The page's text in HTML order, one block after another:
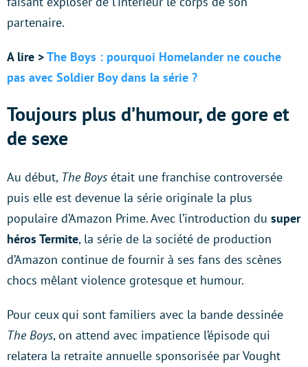
partenaire.
A lire >The Boys : pourquoi Homelander ne couche
pas avec Soldier Boy dans la série ?
Toujours plus d’humour, de gore et
de sexe
Au début, The Boys était une franchise controversée
puis elle est devenue la série originale la plus
populaire d’Amazon Prime. Avec l’introduction du super
héros Termite, la série de la société de production
d’Amazon continue de fournir à ses fans des scènes
chocs mêlant violence grotesque et humour.
Pour ceux qui sont familiers avec la bande dessinée
The Boys, on attend avec impatience l’épisode qui
relatera la retraite annuelle sponsorisée par Vought